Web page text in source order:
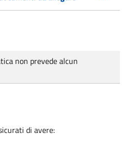
non prevede alcun
di avere: